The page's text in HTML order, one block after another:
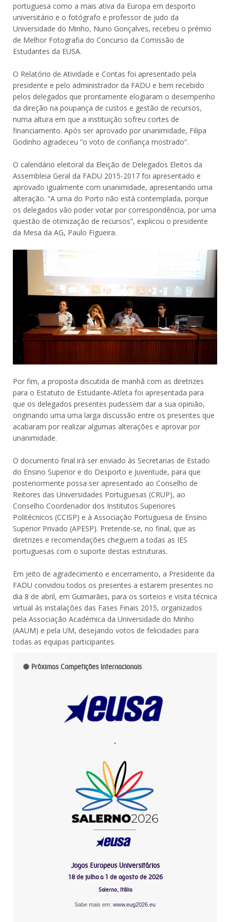
portuguesa como a mais ativa da Europa em desporto
universitário e o fotógrafo e professor de judo da
Universidade do Minho, Nuno Gonçalves, recebeu o prémio
de Melhor Fotografia do Concurso da Comissão de
Estudantes da EUSA.
O Relatório de Atividade e Contas foi apresentado pela
presidente e pelo administrador da FADU e bem recebido
pelos delegados que prontamente elogiaram o desempenho
da direção na poupança de custos e gestão de recursos,
numa altura em que a instituição sofreu cortes de
financiamento. Após ser aprovado por unanimidade, Filipa
Godinho agradeceu “o voto de confiança mostrado”.
O calendário eleitoral da Eleição de Delegados Eleitos da
Assembleia Geral da FADU 2015-2017 foi apresentado e
aprovado igualmente com unanimidade, apresentando uma
alteração. “A urna do Porto não está contemplada, porque
os delegados vão poder votar por correspondência, por uma
questão de otimização de recursos”, explicou o presidente
da Mesa da AG, Paulo Figueira.
Por fim, a proposta discutida de manhã com as diretrizes
para o Estatuto de Estudante-Atleta foi apresentada para
que os delegados presentes pudessem dar a sua opinião,
originando uma uma larga discussão entre os presentes que
acabaram por realizar algumas alterações e aprovar por
unanimidade.
O documento final irá ser enviado às Secretarias de Estado
do Ensino Superior e do Desporto e Juventude, para que
posteriormente possa ser apresentado ao Conselho de
Reitores das Universidades Portuguesas (CRUP), ao
Conselho Coordenador dos Institutos Superiores
Politécnicos (CCISP) e à Associação Portuguesa de Ensino
Superior Privado (APESP). Pretende-se, no final, que as
diretrizes e recomendações cheguem a todas as IES
portuguesas com o suporte destas estruturas.
Em jeito de agradecimento e encerramento, a Presidente da
FADU convidou todos os presentes a estarem presentes no
dia 8 de abril, em Guimarães, para os sorteios e visita técnica
virtual às instalações das Fases Finais 2015, organizados
pela Associação Académica da Universidade do Minho
(AAUM) e pela UM, desejando votos de felicidades para
todas as equipas participantes.
Próximas Competições Internacionais
-
Jogos Europeus Universitários
18 de julho a 1 de agosto de 2026
Salerno, Itália
Sabe mais em: www.eug2026.eu